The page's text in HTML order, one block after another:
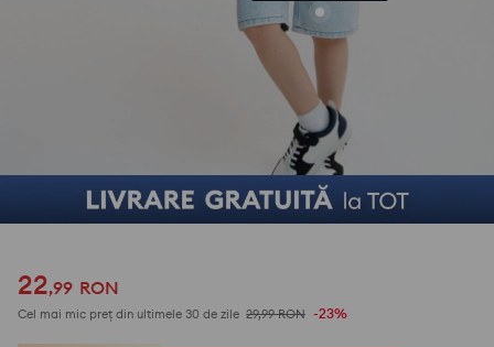
22,99 RON
Cel mai mic preț din ultimele 30 de zile 29,99 RON -23%